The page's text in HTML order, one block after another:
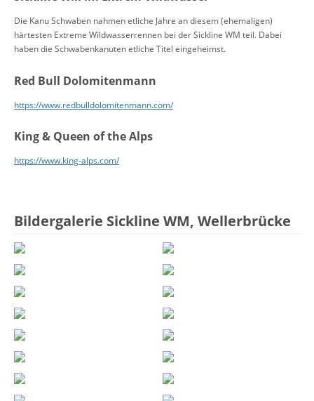
Die Kanu Schwaben nahmen etliche Jahre an diesem (ehemaligen)
härtesten Extreme Wildwasserrennen bei der Sickline WM teil. Dabei
haben die Schwabenkanuten etliche Titel eingeheimst.
Red Bull Dolomitenmann
https://www.redbulldolomitenmann.com/
King & Queen of the Alps
https://www.king-alps.com/
Bildergalerie Sickline WM, Wellerbrücke